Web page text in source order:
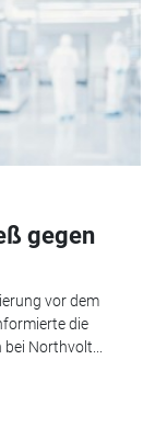
gegen
vor dem
die
Northvolt...